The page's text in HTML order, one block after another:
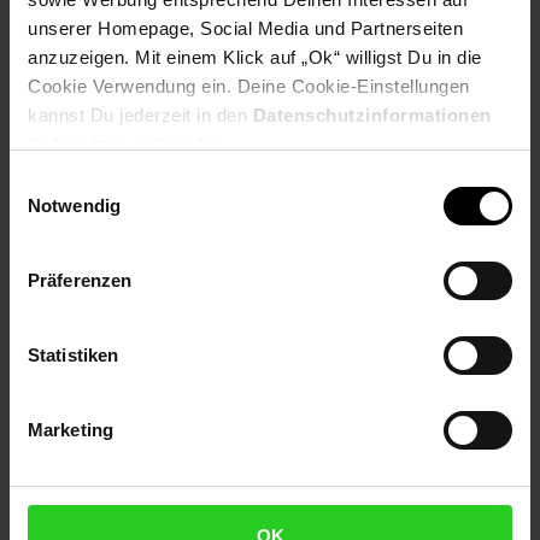
unserer Homepage, Social Media und Partnerseiten
anzuzeigen. Mit einem Klick auf „Ok“ willigst Du in die
Cookie Verwendung ein. Deine Cookie-Einstellungen
kannst Du jederzeit in den Datenschutzinformationen
Notwendig
Präferenzen
Statistiken
Marketing
OK
Herstellerinformationen
Fußzeile
Weitere Online-Angebote
Netto Reisen Weinwelt
Karriere